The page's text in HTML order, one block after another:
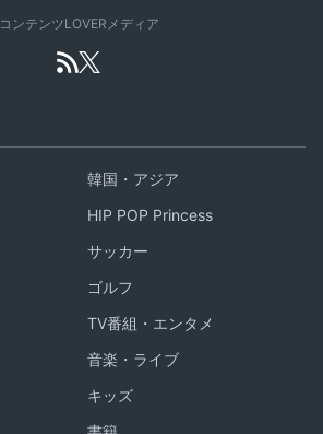
コンテンツLOVERメディア
韓国・アジア
HIP POP Princess
サッカー
ゴルフ
TV番組・エンタメ
音楽・ライブ
キッズ